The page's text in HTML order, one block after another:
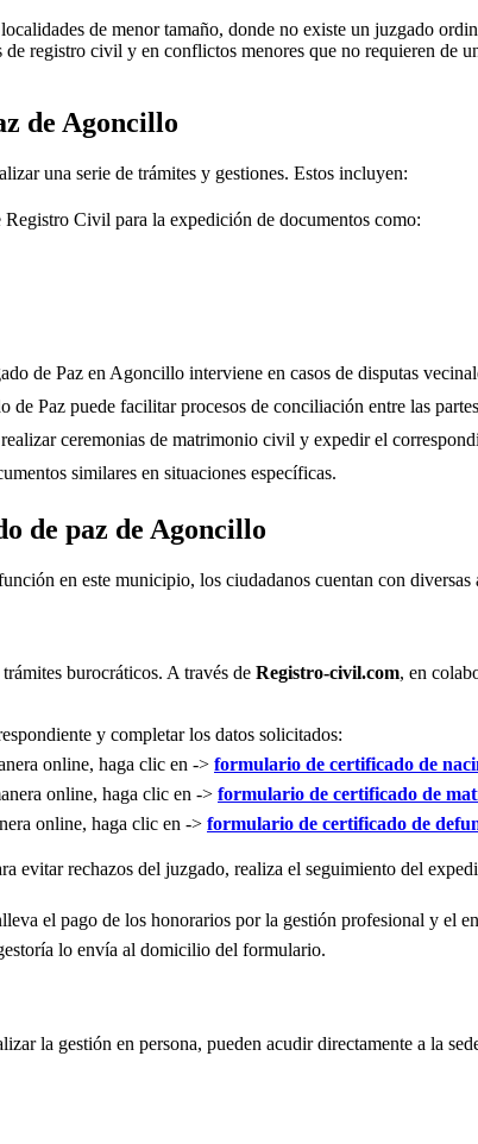
de menor tamaño, donde no existe un juzgado
registro civil y en conflictos menores que no requieren de
de Agoncillo
una serie de trámites y gestiones. Estos incluyen:
Civil para la expedición de documentos como:
de Paz en Agoncillo interviene en casos de disputas
de Paz puede facilitar procesos de conciliación entre las
ceremonias de matrimonio civil y expedir el
similares en situaciones específicas.
de paz de Agoncillo
en este municipio, los ciudadanos cuentan con
burocráticos. A través de Registro-civil.com, en
y completar los datos solicitados:
online, haga clic en -> formulario de certificado de
online, haga clic en -> formulario de certificado de
online, haga clic en -> formulario de certificado de
evitar rechazos del juzgado, realiza el seguimiento del
el pago de los honorarios por la gestión profesional y el
lo envía al domicilio del formulario.
la gestión en persona, pueden acudir directamente a la